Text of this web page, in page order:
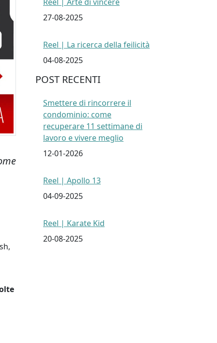
27-08-2025
Reel | La ricerca della feilicità
04-08-2025
POST RECENTI
Smettere di rincorrere il
condominio: come
recuperare 11 settimane di
lavoro e vivere meglio
12-01-2026
Reel | Apollo 13
04-09-2025
Reel | Karate Kid
20-08-2025